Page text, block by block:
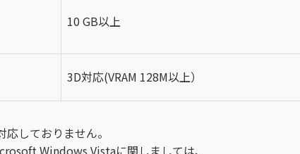
10 GB以上
3D対応(VRAM 128M以上）
しておりません。
Windows Vistaに関しましては、